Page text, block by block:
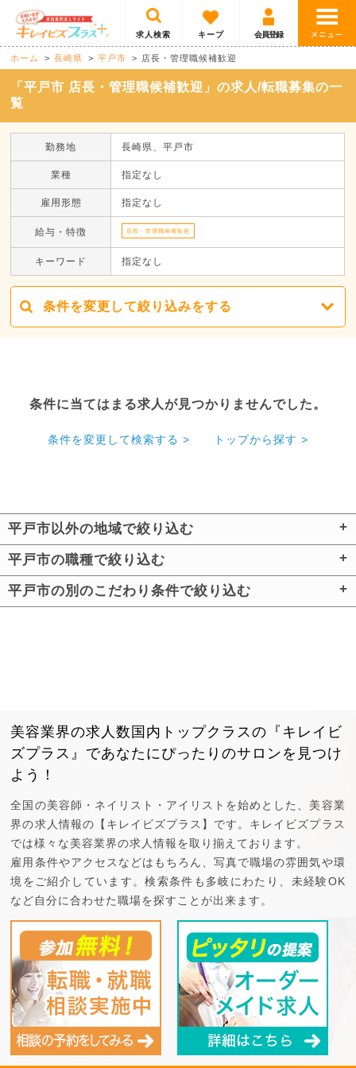
求人検索 キープ 会員登録
ホーム 長崎県 平戸市 店長・管理職候補歓迎
「平戸市 店長・管理職候補歓迎」の求人/転職募集の一
覧
勤務地 長崎県、平戸市
業種 指定なし
雇用形態 指定なし
給与・特徴 店長・管理職候補歓迎
キーワード 指定なし
条件を変更して絞り込みをする
条件に当てはまる求人が見つかりませんでした。
条件を変更して検索する > トップから探す >
平戸市以外の地域で絞り込む
平戸市の職種で絞り込む
平戸市の別のこだわり条件で絞り込む
美容業界の求人数国内トップクラスの『キレイビ
ズプラス』であなたにぴったりのサロンを見つけ
よう！
全国の美容師・ネイリスト・アイリストを始めとした、美容業
界の求人情報の【キレイビズプラス】です。キレイビズプラス
では様々な美容業界の求人情報を取り揃えております。
雇用条件やアクセスなどはもちろん、写真で職場の雰囲気や環
境をご紹介しています。検索条件も多岐にわたり、未経験OK
など自分に合わせた職場を探すことが出来ます。